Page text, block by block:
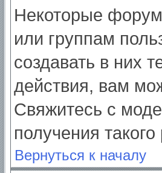
Некоторые
или группам
создавать в них
действия, вам
Свяжитесь с
получения
Вернуться к началу